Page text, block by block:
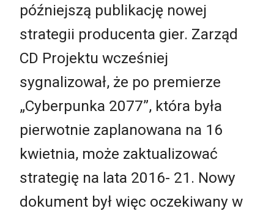
późniejszą publikację nowej
strategii producenta gier. Zarząd
CD Projektu wcześniej
sygnalizował, że po premierze
„Cyberpunka 2077”, która była
pierwotnie zaplanowana na 16
kwietnia, może zaktualizować
strategię na lata 2016- 21. Nowy
dokument był więc oczekiwany w